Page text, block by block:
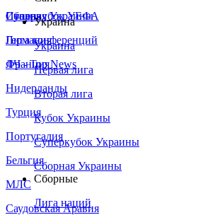
Сборная Украины
Италия
Германия
Франция
Нидерланды
Турция
Португалия
Бельгия
МЛС
Саудовская Аравия
Суперкубок УЕФА
Лига конференций
ЛЧ - Top News
Украина
Украина
Первая лига
Вторая лига
Кубок Украины
Суперкубок Украины
Сборная Украины
Сборные
Лига наций